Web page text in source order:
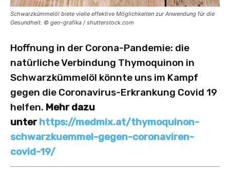
Schwarzkümmelöl biete vielle effektive Möglichkeiten zur Anwendung für die
Gesundheit. © geo-grafika / shutterstock.com
Hoffnung in der Corona-Pandemie: die
natürliche Verbindung Thymoquinon in
Schwarzkümmelöl könnte uns im Kampf
gegen die Coronavirus-Erkrankung Covid 19
helfen. Mehr dazu
unterhttps://medmix.at/thymoquinon-
schwarzkuemmel-gegen-coronaviren-
covid-19/